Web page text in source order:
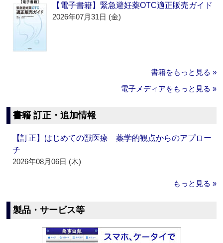
【電子書籍】緊急避妊薬OTC適正販売ガイド
2026年07月31日 (金)
書籍をもっと見る »
電子メディアをもっと見る »
書籍 訂正・追加情報
【訂正】はじめての獣医療 薬学的観点からのアプロー
チ
2026年08月06日 (木)
もっと見る »
製品・サービス等